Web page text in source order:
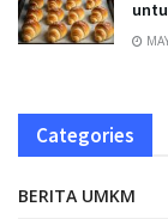
Categories
BERITA UMKM